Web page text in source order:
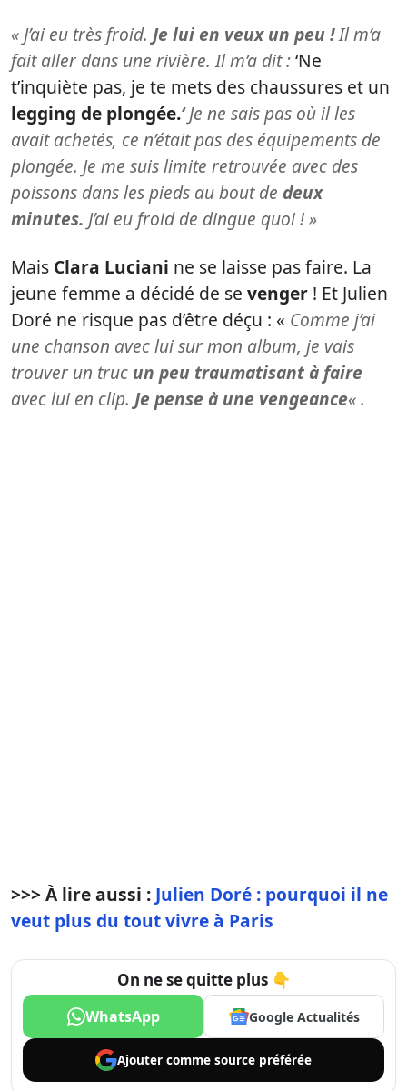
« J’ai eu très froid. Je lui en veux un peu !Il m’a
fait aller dans une rivière. Il m’a dit :‘Ne
t’inquiète pas, je te mets des chaussures et un
legging de plongée.‘Je ne sais pas où il les
avait achetés, ce n’était pas des équipements de
plongée. Je me suis limite retrouvée avec des
poissons dans les pieds au bout de deux
minutes. J’ai eu froid de dingue quoi ! »
Mais Clara Luciani ne se laisse pas faire. La
jeune femme a décidé de se venger ! Et Julien
Doré ne risque pas d’être déçu : « Comme j’ai
une chanson avec lui sur mon album, je vais
trouver un truc un peu traumatisant à faire
avec lui en clip. Je pense à une vengeance« .
>>> À lire aussi : Julien Doré : pourquoi il ne
veut plus du tout vivre à Paris
On ne se quitte plus 👇
WhatsApp Google Actualités
Ajouter comme source préférée